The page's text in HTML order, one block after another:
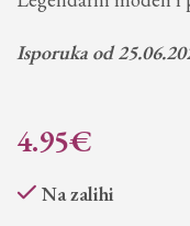
Isporuka od
4.95€
Na zalihi